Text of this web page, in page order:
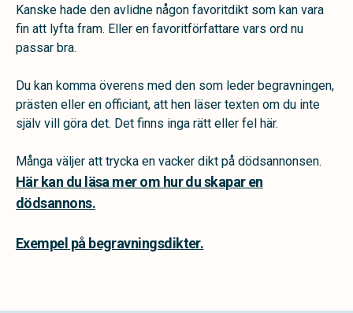
Kanske hade den avlidne någon favoritdikt som kan vara
fin att lyfta fram. Eller en favoritförfattare vars ord nu
passar bra.
Du kan komma överens med den som leder begravningen,
prästen eller en officiant, att hen läser texten om du inte
själv vill göra det. Det finns inga rätt eller fel här.
Många väljer att trycka en vacker dikt på dödsannonsen.
Här kan du läsa mer om hur du skapar en
dödsannons.
Exempel på begravningsdikter.